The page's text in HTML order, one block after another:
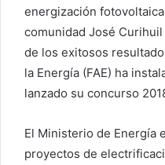
energización
comunidad José
de los exitosos
la Energía (FAE) ha
lanzado su concurso
El Ministerio de Energía
proyectos de